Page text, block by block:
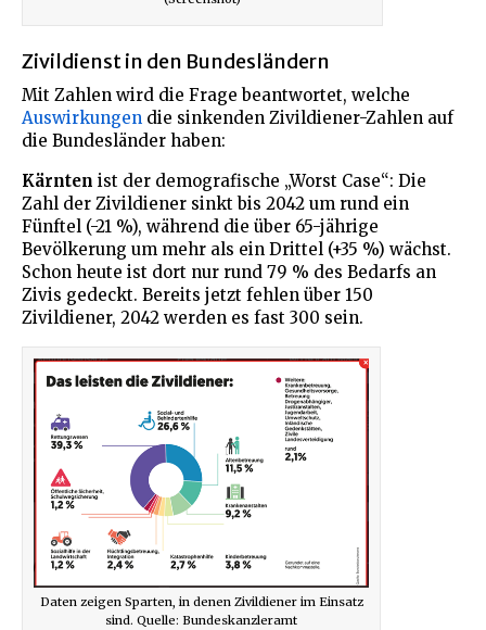
Zivildienst in den Bundesländern
Mit Zahlen wird die Frage beantwortet, welche
Auswirkungen die sinkenden Zivildiener-Zahlen auf
die Bundesländer haben:
Kärnten ist der demografische „Worst Case“: Die
Zahl der Zivildiener sinkt bis 2042 um rund ein
Fünftel (-21 %), während die über 65-jährige
Bevölkerung um mehr als ein Drittel (+35 %) wächst.
Schon heute ist dort nur rund 79 % des Bedarfs an
Zivis gedeckt. Bereits jetzt fehlen über 150
Zivildiener, 2042 werden es fast 300 sein.
Daten zeigen Sparten, in denen Zivildiener im Einsatz
sind. Quelle: Bundeskanzleramt